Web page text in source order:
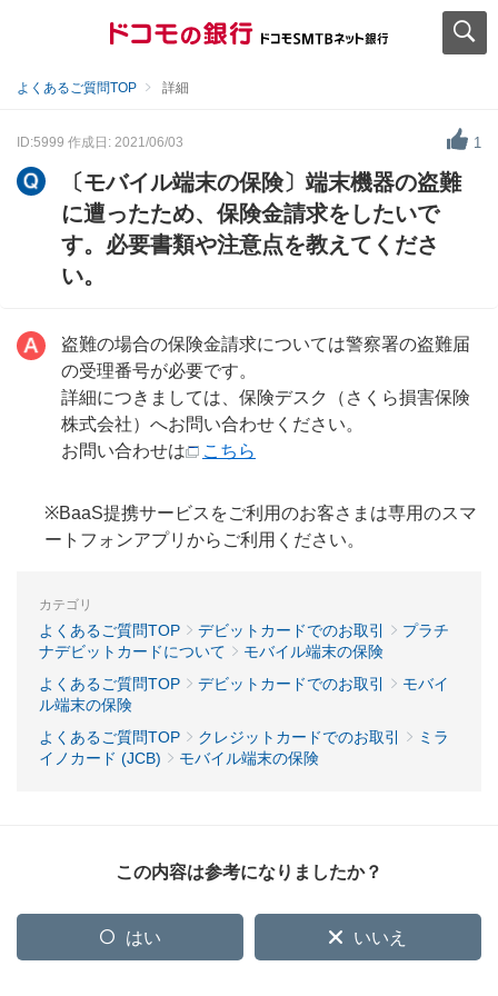
よくあるご質問TOP 詳細
ID:5999 作成日: 2021/06/03 1
〔モバイル端末の保険〕端末機器の盗難
に遭ったため、保険金請求をしたいで
す。必要書類や注意点を教えてくださ
い。
盗難の場合の保険金請求については警察署の盗難届
の受理番号が必要です。
詳細につきましては、保険デスク（さくら損害保険
株式会社）へお問い合わせください。
お問い合わせは
こちら
※BaaS提携サービスをご利用のお客さまは専用のスマ
ートフォンアプリからご利用ください。
カテゴリ
よくあるご質問TOP デビットカードでのお取引
プラチ
ナデビットカードについて
モバイル端末の保険
よくあるご質問TOP
デビットカードでのお取引
モバイ
ル端末の保険
よくあるご質問TOP
クレジットカードでのお取引
ミラ
イノカード (JCB)
モバイル端末の保険
この内容は参考になりましたか？
はい いいえ